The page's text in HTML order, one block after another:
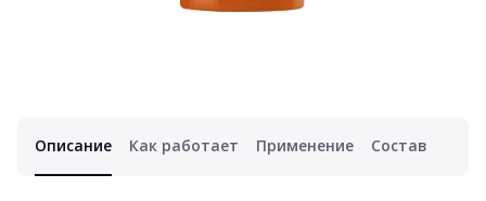
Описание Как работает Применение Состав